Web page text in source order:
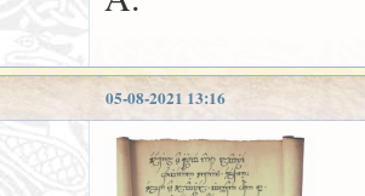
05-08-2021 13:16